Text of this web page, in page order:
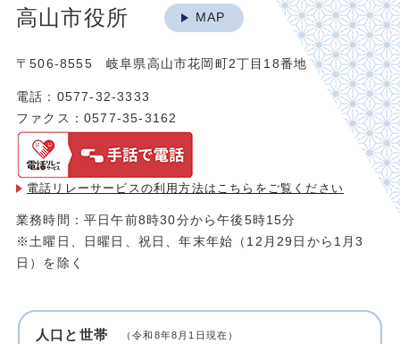
高山市役所 MAP
〒506-8555 岐阜県高山市花岡町2丁目18番地
電話：0577-32-3333
ファクス：0577-35-3162
電話リレーサービスの利用方法は こちらをご覧ください
業務時間：平日午前8時30分から午後5時15分
※土曜日、日曜日、祝日、年末年始（12月29日から1月3
日）を除く
人口と世帯 （令和8年8月1日現在）